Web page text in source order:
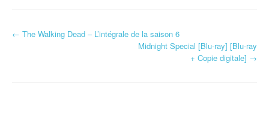
Navigation d'article
← The Walking Dead – L’intégrale de la saison 6
Midnight Special [Blu-ray] [Blu-ray
+ Copie digitale] →